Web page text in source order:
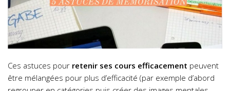
Ces astuces pour retenir ses cours efficacement peuvent
être mélangées pour plus d’efficacité (par exemple d’abord